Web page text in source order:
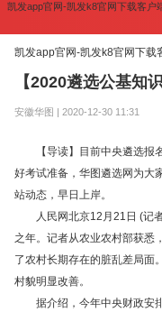
凯发app官网-凯发k8官网下载客户
凯发app官网-凯发k8官网下载
【2020遴选公基知
安徽华图 | 2020-12-30 11:31
【导读】目前中央遴选报名
好考试准备，华图遴选网为大
站动态，早日上岸。
人民网北京12月21日 (记者
之年。记者从农业农村部获悉
了农村长期存在的脏乱差局面
村貌明显改善。
据介绍，今年中央财政安排